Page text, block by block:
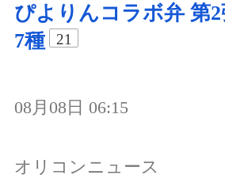
ぴよりんコラボ弁 第
7種
21
08月08日 06:15
オリコンニュース